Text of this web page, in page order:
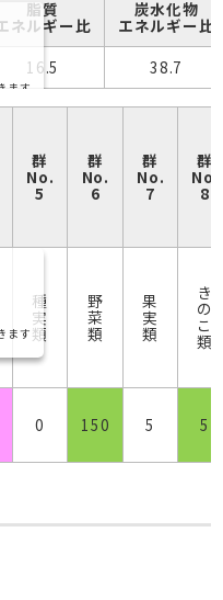
脂質
ネルギー比
炭水化物
エネルギー比
16.5 38.7
ます
群
No.
5
群
No.
6
群
No.
7
群
No.
8
種
実
類
野
菜
類
果
実
類
き
の
こ
類
0 150 5 5
ます